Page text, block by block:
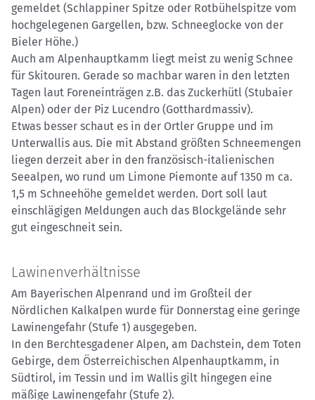
gemeldet (Schlappiner Spitze oder Rotbühelspitze vom
hochgelegenen Gargellen, bzw. Schneeglocke von der
Bieler Höhe.)
Auch am Alpenhauptkamm liegt meist zu wenig Schnee
für Skitouren. Gerade so machbar waren in den letzten
Tagen laut Foreneinträgen z.B. das Zuckerhütl (Stubaier
Alpen) oder der Piz Lucendro (Gotthardmassiv).
Etwas besser schaut es in der Ortler Gruppe und im
Unterwallis aus. Die mit Abstand größten Schneemengen
liegen derzeit aber in den französisch-italienischen
Seealpen, wo rund um Limone Piemonte auf 1350 m ca.
1,5 m Schneehöhe gemeldet werden. Dort soll laut
einschlägigen Meldungen auch das Blockgelände sehr
gut eingeschneit sein.
Lawinenverhältnisse
Am Bayerischen Alpenrand und im Großteil der
Nördlichen Kalkalpen wurde für Donnerstag eine geringe
Lawinengefahr (Stufe 1) ausgegeben.
In den Berchtesgadener Alpen, am Dachstein, dem Toten
Gebirge, dem Österreichischen Alpenhauptkamm, in
Südtirol, im Tessin und im Wallis gilt hingegen eine
mäßige Lawinengefahr (Stufe 2).